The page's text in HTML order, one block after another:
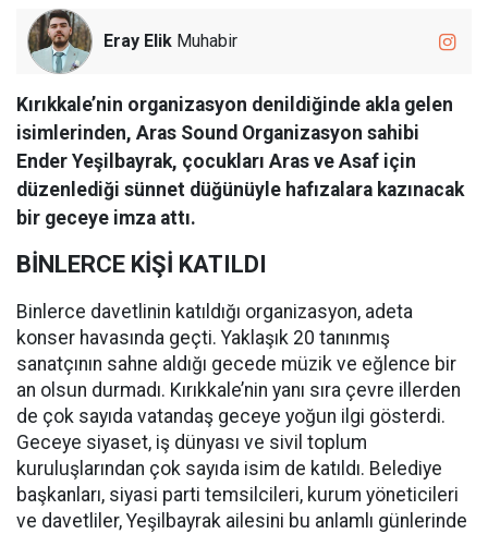
Eray Elik Muhabir
Kırıkkale’nin organizasyon denildiğinde akla gelen
isimlerinden, Aras Sound Organizasyon sahibi
Ender Yeşilbayrak, çocukları Aras ve Asaf için
düzenlediği sünnet düğünüyle hafızalara kazınacak
bir geceye imza attı.
BİNLERCE KİŞİ KATILDI
Binlerce davetlinin katıldığı organizasyon, adeta
konser havasında geçti. Yaklaşık 20 tanınmış
sanatçının sahne aldığı gecede müzik ve eğlence bir
an olsun durmadı. Kırıkkale’nin yanı sıra çevre illerden
de çok sayıda vatandaş geceye yoğun ilgi gösterdi.
Geceye siyaset, iş dünyası ve sivil toplum
kuruluşlarından çok sayıda isim de katıldı. Belediye
başkanları, siyasi parti temsilcileri, kurum yöneticileri
ve davetliler, Yeşilbayrak ailesini bu anlamlı günlerinde